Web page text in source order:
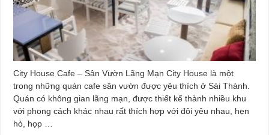
City House Cafe – Sân Vườn Lãng Mạn City House là một
trong những quán cafe sân vườn được yêu thích ở Sài Thành.
Quán có không gian lãng mạn, được thiết kế thành nhiều khu
với phong cách khác nhau rất thích hợp với đôi yêu nhau, hẹn
hò, họp …